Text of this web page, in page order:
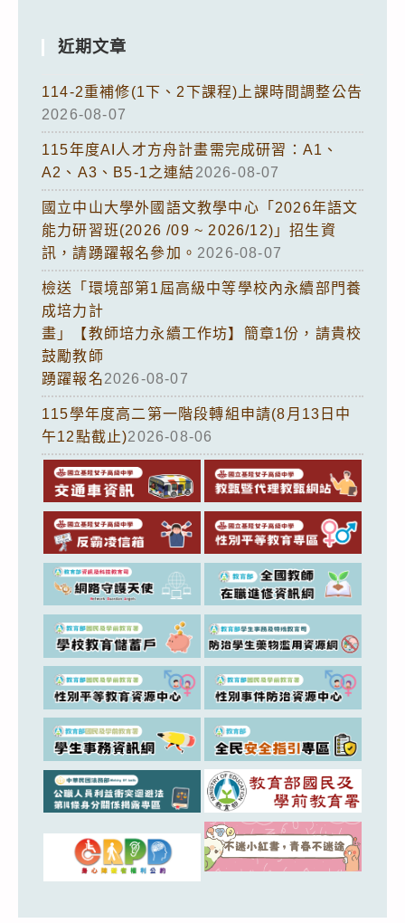
近期文章
114-2重補修(1下、2下課程)上課時間調整公告
2026-08-07
115年度AI人才方舟計畫需完成研習：A1、
A2、A3、B5-1之連結2026-08-07
國立中山大學外國語文教學中心「2026年語文
能力研習班(2026 /09 ~ 2026/12)」招生資
訊，請踴躍報名參加。 2026-08-07
檢送「環境部第1屆高級中等學校內永續部門養
成培力計
畫」【教師培力永續工作坊】簡章1份，請貴校
鼓勵教師
踴躍報名2026-08-07
115學年度高二第一階段轉組申請(8月13日中
午12點截止)2026-08-06